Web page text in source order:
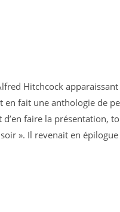
Hitchcock
en fait une anthologie de
faire la présentation,
». Il revenait en